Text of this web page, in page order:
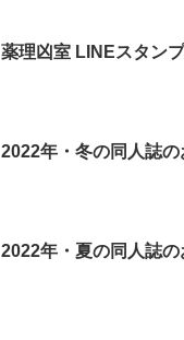
薬理凶室 LINEスタン
2022年・冬の同人誌の
2022年・夏の同人誌の